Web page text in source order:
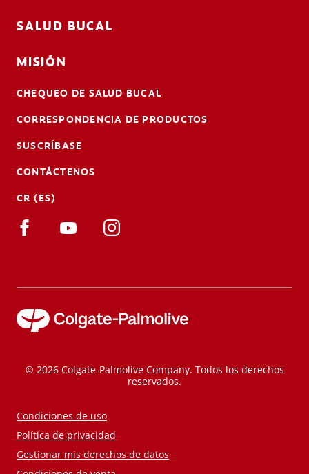
SALUD BUCAL
MISIÓN
CHEQUEO DE SALUD BUCAL
CORRESPONDENCIA DE PRODUCTOS
SUSCRÍBASE
CONTÁCTENOS
CR (ES)
© 2026 Colgate-Palmolive Company. Todos los derechos
reservados.
Condiciones de uso
Política de privacidad
Gestionar mis derechos de datos